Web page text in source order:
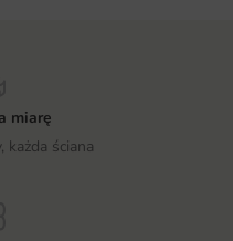
miarę
ściana